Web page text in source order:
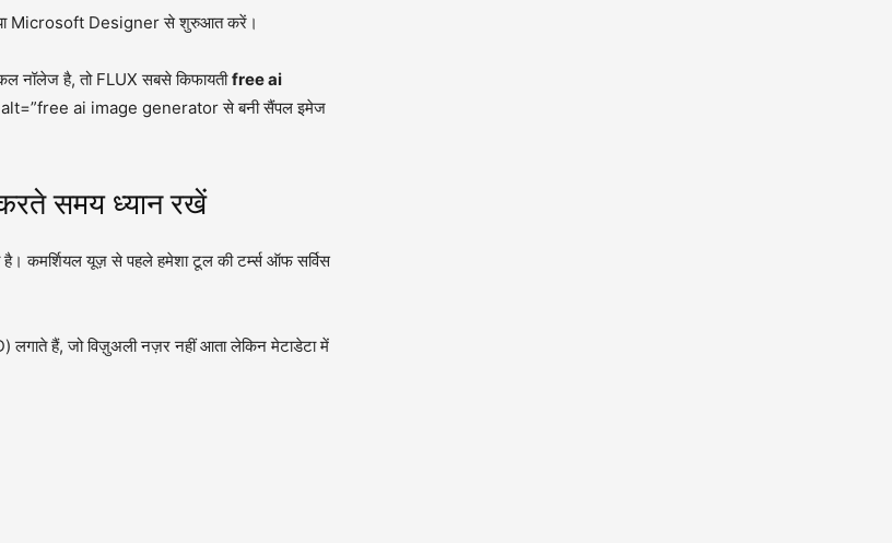
या Microsoft Designer से शुरुआत करें।
नॉलेज है, तो FLUX सबसे किफायतीfree ai
alt=”free ai image generator से बनी सैंपल इमेज
समय ध्यान रखें
कमर्शियल यूज़ से पहले हमेशा टूल की टर्म्स ऑफ सर्विस
हैं, जो विज़ुअली नज़र नहीं आता लेकिन मेटाडेटा में